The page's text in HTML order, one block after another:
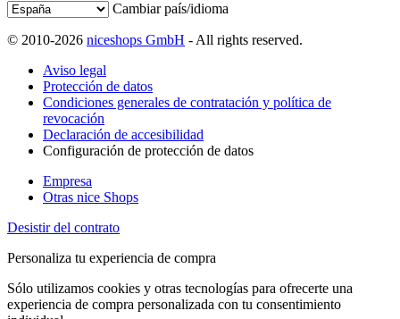
Cambiar país/idioma
© 2010-2026 niceshops GmbH - All rights reserved.
Aviso legal
Protección de datos
Condiciones generales de contratación y política de
revocación
Declaración de accesibilidad
Configuración de protección de datos
Empresa
Otras nice Shops
Desistir del contrato
Personaliza tu experiencia de compra
Sólo utilizamos cookies y otras tecnologías para ofrecerte una
experiencia de compra personalizada con tu consentimiento